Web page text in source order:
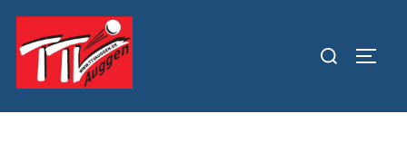
Zum
Inhalt
springen
Suchen